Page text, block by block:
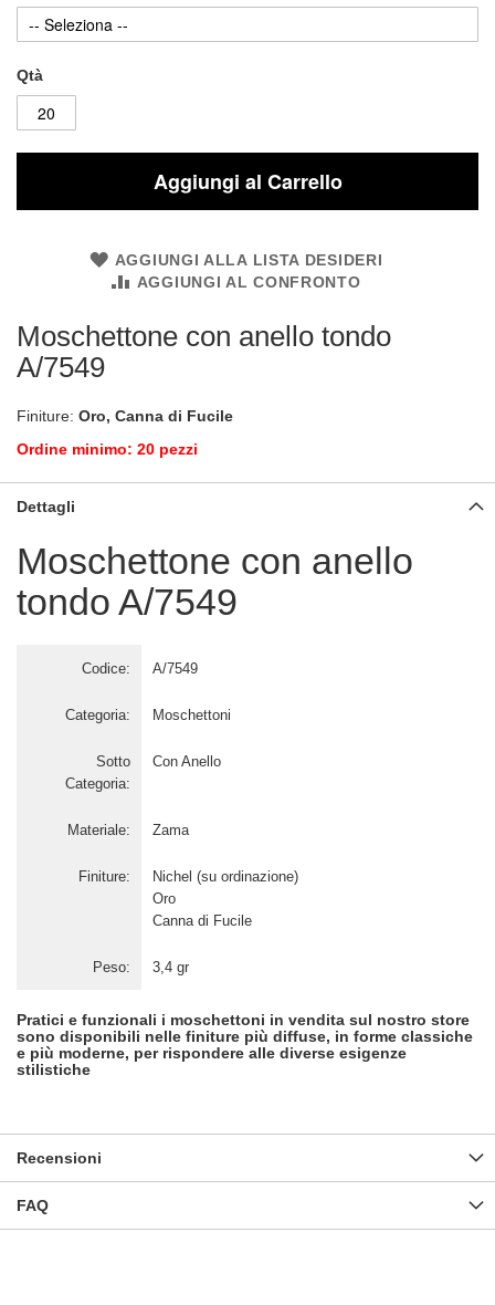
Qtà
Aggiungi al Carrello
AGGIUNGI ALLA LISTA DESIDERI
AGGIUNGI AL CONFRONTO
Moschettone con anello tondo
A/7549
Finiture: Oro, Canna di Fucile
Ordine minimo: 20 pezzi
Dettagli
Moschettone con anello
tondo A/7549
Codice: A/7549
Categoria: Moschettoni
Sotto
Categoria:
Con Anello
Materiale: Zama
Finiture:
Nichel (su ordinazione)
Oro
Canna di Fucile
Peso: 3,4 gr
Pratici e funzionali i moschettoni in vendita sul nostro store
sono disponibili nelle finiture più diffuse, in forme classiche
e più moderne, per rispondere alle diverse esigenze
stilistiche
Recensioni
FAQ